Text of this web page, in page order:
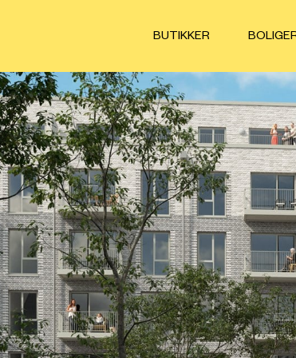
BUTIKKER